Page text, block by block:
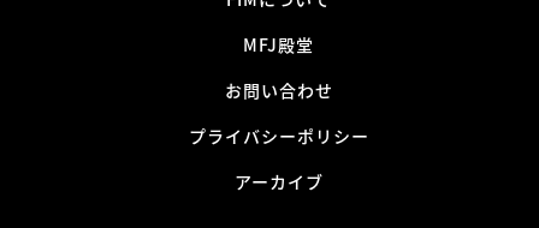
MFJ殿堂
お問い合わせ
プライバシーポリシー
アーカイブ